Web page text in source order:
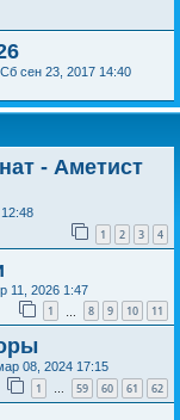
Сб сен 23, 2017 14:40
- Аметист
1 2 3 4
11, 2026 1:47
1 8 9 10 11
08, 2024 17:15
1 … 59 60 61 62